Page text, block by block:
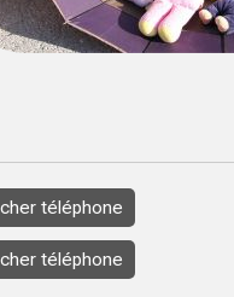
téléphone
téléphone